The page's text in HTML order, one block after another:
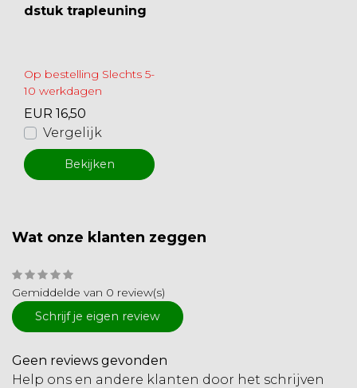
dstuk trapleuning
Op bestelling Slechts 5-
10 werkdagen
EUR 16,50
Vergelijk
Bekijken
Wat onze klanten zeggen
Gemiddelde van 0 review(s)
Schrijf je eigen review
Geen reviews gevonden
Help ons en andere klanten door het schrijven